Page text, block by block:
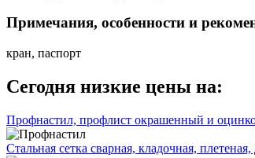
Примечания, особенности и
кран, паспорт
Сегодня низкие цены на:
Профнастил, профлист окрашенный и
Стальная сетка сварная, кладочная,